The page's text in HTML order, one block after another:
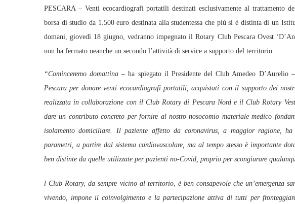
PESCARA – Venti ecocardiografi portatili destinati esclusivamente al trattamento
borsa di studio da 1.500 euro destinata alla studentessa che più si è distinta di un
domani, giovedì 18 giugno, vedranno impegnato il Rotary Club Pescara Ovest
non ha fermato neanche un secondo l’attività di service a supporto del territorio.
“Cominceremo domattina –ha spiegato il Presidente del Club Amedeo D’Aurelio –
Pescara per donare venti ecocardiografi portatili, acquistati con il supporto dei
realizzata in collaborazione con il Club Rotary di Pescara Nord e il Club Rotary
dare un contributo concreto per fornire al nostro nosocomio materiale medico
isolamento domiciliare. Il paziente affetto da coronavirus, a maggior ragione,
parametri, a partire dal sistema cardiovascolare, ma al tempo stesso è importante
ben distinte da quelle utilizzate per pazienti no-Covid, proprio per scongiurare
l Club Rotary, da sempre vicino al territorio, è ben consapevole che un’emergenza
vivendo, impone il coinvolgimento e la partecipazione attiva di tutti per